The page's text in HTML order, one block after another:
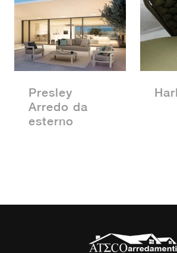
Presley
Arredo da
esterno